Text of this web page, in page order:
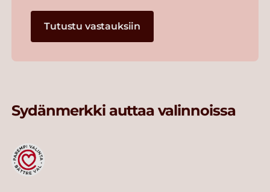
Tutustu vastauksiin
Sydänmerkki auttaa valinnoissa